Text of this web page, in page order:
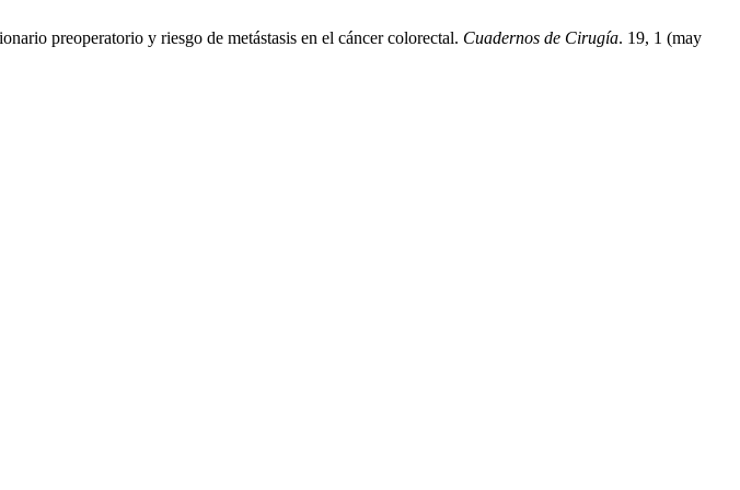
preoperatorio y riesgo de metástasis en el cáncer colorectal. Cuadernos de Cirugía. 19, 1 (may